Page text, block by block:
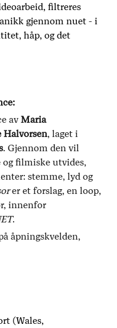
filtreres
gjennom nuet - i
håp, og det
avMaria
Halvorsen, laget i
. Gjennom den vil
og filmiske utvides,
stemme, lyd og
er et forslag, en loop,
innenfor
.
åpningskvelden,
(Wales,